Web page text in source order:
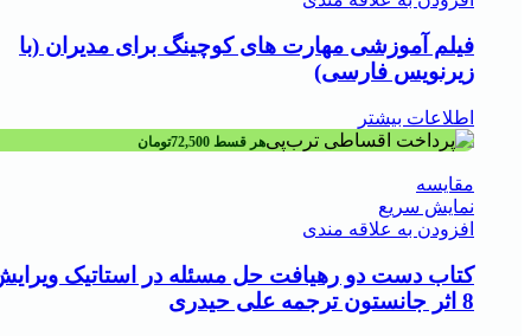
فیلم آموزشی مهارت های کوچینگ برای مدیران (با
زیرنویس فارسی)
اطلاعات بیشتر
هر قسط 72,500تومان
مقايسه
نمایش سریع
افزودن به علاقه مندی
کتاب دست دو رهیافت حل مسئله در استاتیک
8 اثر جانستون ترجمه علی حیدری